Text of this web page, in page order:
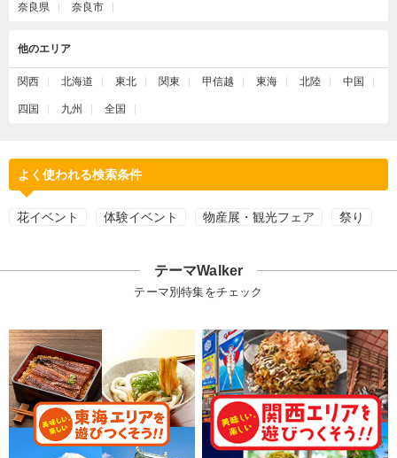
奈良県 奈良市
他のエリア
関西 北海道 東北 関東 甲信越 東海 北陸 中国
四国 九州 全国
よく使われる検索条件
花イベント 体験イベント 物産展・観光フェア 祭り
テーマWalker
テーマ別特集をチェック